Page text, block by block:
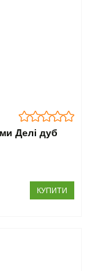
Делі дуб
КУПИТИ